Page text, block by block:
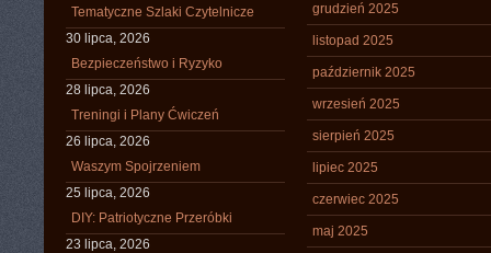
Tematyczne Szlaki Czytelnicze
30 lipca, 2026
Bezpieczeństwo i Ryzyko
28 lipca, 2026
Treningi i Plany Ćwiczeń
26 lipca, 2026
Waszym Spojrzeniem
25 lipca, 2026
DIY: Patriotyczne Przeróbki
23 lipca, 2026
grudzień 2025
listopad 2025
październik 2025
wrzesień 2025
sierpień 2025
lipiec 2025
czerwiec 2025
maj 2025